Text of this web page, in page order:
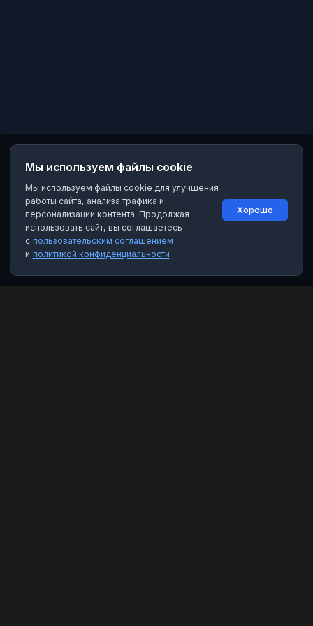
Мы используем файлы cookie
Мы используем файлы cookie для улучшения
работы сайта, анализа трафика и
персонализации контента. Продолжая
использовать сайт, вы соглашаетесь
с пользовательским соглашением
и политикой конфиденциальности .
Хорошо